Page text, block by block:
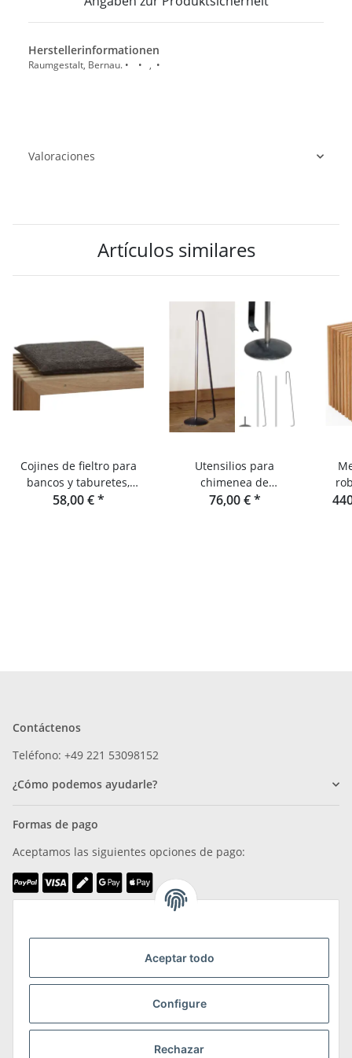
Aceptar todo
Configure
Rechazar
Herstellerinformationen
Raumgestalt, Bernau. • • , •
Valoraciones
Artículos similares
Cojines de fieltro para
bancos y taburetes,
fabricados con láminas
58,00 €*
Utensilios para
chimenea de
raumgestalt
76,00 €*
Contáctenos
Teléfono: +49 221 53098152
¿Cómo podemos ayudarle?
Formas de pago
Aceptamos las siguientes opciones de pago: